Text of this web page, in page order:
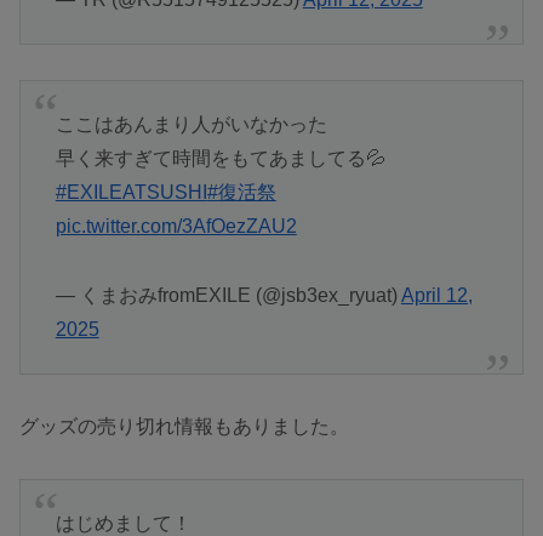
ここはあんまり人がいなかった
早く来すぎて時間をもてあましてる💦
#EXILEATSUSHI #復活祭
pic.twitter.com/3AfOezZAU2
— くまおみfromEXILE (@jsb3ex_ryuat)April 12,
2025
グッズの売り切れ情報もありました。
はじめまして！